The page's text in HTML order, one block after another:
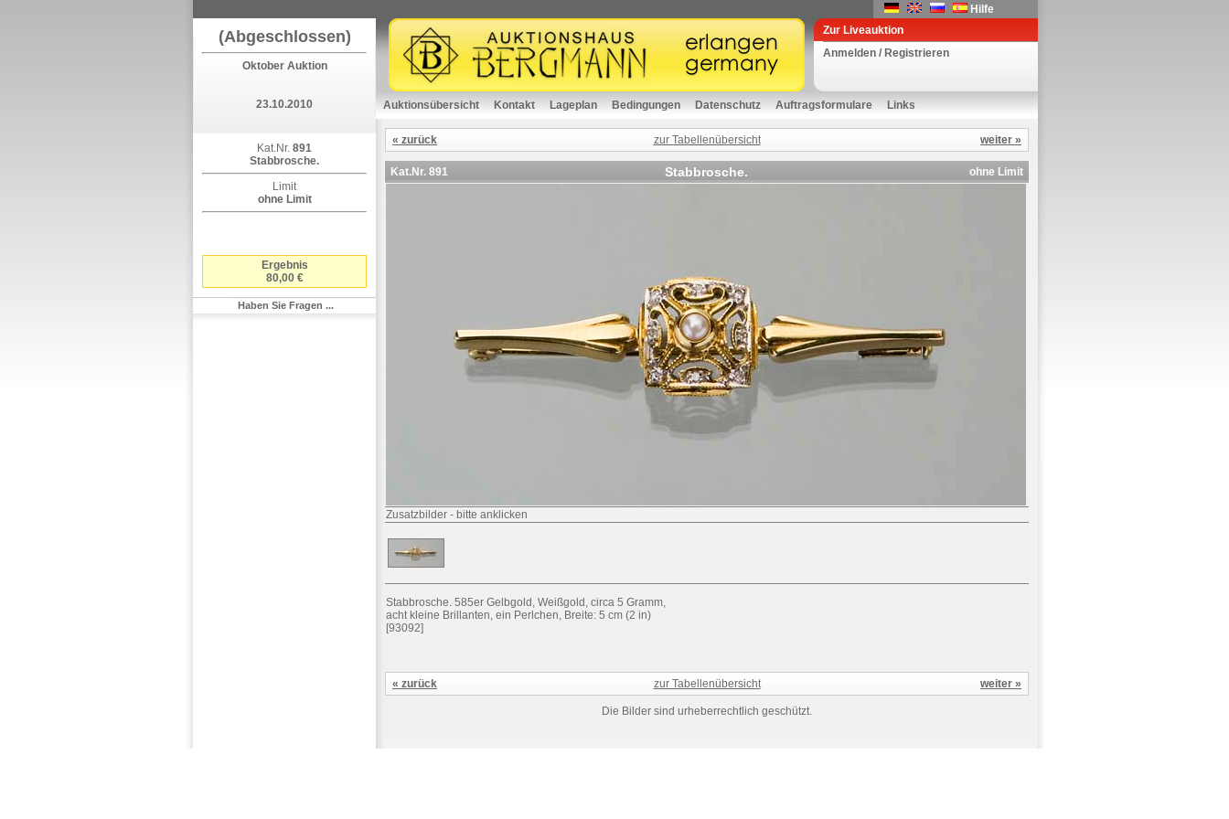
Hilfe
(Abgeschlossen)
Oktober Auktion
23.10.2010
Kat.Nr. 891
Stabbrosche.
Limit
ohne Limit
Ergebnis
80,00 €
Haben Sie Fragen ...
Zur Liveauktion
Anmelden / Registrieren
Auktionsübersicht Kontakt Lageplan Bedingungen Datenschutz Auftragsformulare Links
« zurück zur Tabellenübersicht weiter »
Kat.Nr. 891 Stabbrosche. ohne Limit
Zusatzbilder - bitte anklicken
Stabbrosche. 585er Gelbgold, Weißgold, circa 5 Gramm,
acht kleine Brillanten, ein Perlchen, Breite: 5 cm (2 in)
[93092]
« zurück zur Tabellenübersicht weiter »
Die Bilder sind urheberrechtlich geschützt.